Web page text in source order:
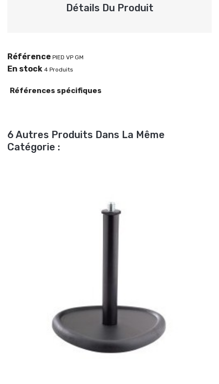
Détails Du Produit
Référence PIED VP GM
En stock 4 Produits
Références spécifiques
6 Autres Produits Dans La Même
Catégorie :